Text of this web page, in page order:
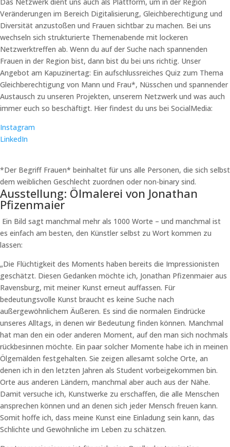
Veränderungen im Bereich Digitalisierung, Gleichberechtigung und
Diversität anzustoßen und Frauen sichtbar zu machen. Bei uns
wechseln sich strukturierte Themenabende mit lockeren
Netzwerktreffen ab. Wenn du auf der Suche nach spannenden
Frauen in der Region bist, dann bist du bei uns richtig. Unser
Angebot am Kapuzinertag: Ein aufschlussreiches Quiz zum Thema
Gleichberechtigung von Mann und Frau*, Nüsschen und spannender
Austausch zu unseren Projekten, unserem Netzwerk und was auch
immer euch so beschäftigt. Hier findest du uns bei SocialMedia:
Instagram
LinkedIn
*Der Begriff Frauen* beinhaltet für uns alle Personen, die sich selbst
dem weiblichen Geschlecht zuordnen oder non-binary sind.
Ausstellung: Ölmalerei von Jonathan
Pfizenmaier
Ein Bild sagt manchmal mehr als 1000 Worte – und manchmal ist
es einfach am besten, den Künstler selbst zu Wort kommen zu
lassen:
„Die Flüchtigkeit des Moments haben bereits die Impressionisten
geschätzt. Diesen Gedanken möchte ich, Jonathan Pfizenmaier aus
Ravensburg, mit meiner Kunst erneut auffassen. Für
bedeutungsvolle Kunst braucht es keine Suche nach
außergewöhnlichem Äußeren. Es sind die normalen Eindrücke
unseres Alltags, in denen wir Bedeutung finden können. Manchmal
hat man den ein oder anderen Moment, auf den man sich nochmals
rückbesinnen möchte. Ein paar solcher Momente habe ich in meinen
Ölgemälden festgehalten. Sie zeigen allesamt solche Orte, an
denen ich in den letzten Jahren als Student vorbeigekommen bin.
Orte aus anderen Ländern, manchmal aber auch aus der Nähe.
Damit versuche ich, Kunstwerke zu erschaffen, die alle Menschen
ansprechen können und an denen sich jeder Mensch freuen kann.
Somit hoffe ich, dass meine Kunst eine Einladung sein kann, das
Schlichte und Gewöhnliche im Leben zu schätzen.